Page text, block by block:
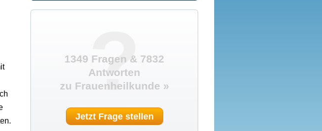
?
1349 Fragen & 7832
Antworten
zu Frauenheilkunde »
Jetzt Frage stellen